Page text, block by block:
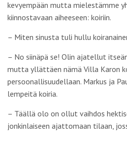
kevyempään mutta mielestämme
kiinnostavaan aiheeseen: koiriin.
– Miten sinusta tuli hullu
– No siinäpä se! Olin ajatellut
mutta yllättäen nämä Villa Karon
persoonallisuudellaan. Markus ja
lempeitä koiria.
– Täällä olo on ollut vaihdos
jonkinlaiseen ajattomaan tilaan,